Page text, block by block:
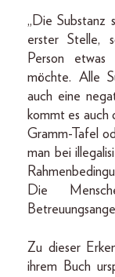
„Die Substanz
erster Stelle,
Person
möchte. Alle
auch eine
kommt es auch
Gramm-Tafel
man bei
Die
Zu dieser
ihrem Buch